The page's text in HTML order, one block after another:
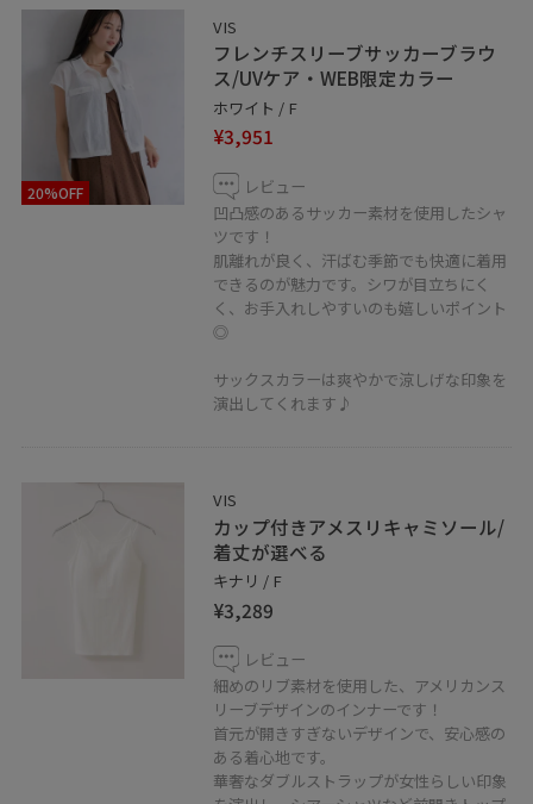
カラーアイテムに挑戦したい方は、トップスよりも取り
入れやすいボトムスから始めるのもおすすめ。
コーディネートのアクセントになりながら、普段のスタ
イリングにもなじみやすいカラーです♪
参考になれば嬉しいです！
＿＿＿＿＿＿＿＿＿＿＿＿＿＿＿＿＿＿＿＿
LINEで在庫のお問い合わせや商品、
コーディネートのご相談など
LINEで二子玉川ライズVISスタッフにご相談は【友だち追
＿＿＿＿＿＿＿＿＿＿＿＿＿＿＿＿＿＿＿
♡を押していただければ【お気に入り】から
すぐにご覧いただけます◎
＿＿＿＿＿＿＿＿＿＿＿＿＿＿＿＿＿＿＿
二子玉川ライズショッピングセンター
20%OFF
VIS
フレンチスリーブサッカーブラウ
ス/UVケア・WEB限定カラー
ホワイト / F
¥3,951
レビュー
凹凸感のあるサッカー素材を使用したシャ
ツです！
肌離れが良く、汗ばむ季節でも快適に着用
できるのが魅力です。シワが目立ちにく
く、お手入れしやすいのも嬉しいポイント
◎
サックスカラーは爽やかで涼しげな印象を
演出してくれます♪
VIS
カップ付きアメスリキャミソール/
着丈が選べる
キナリ / F
¥3,289
レビュー
細めのリブ素材を使用した、アメリカンス
リーブデザインのインナーです！
首元が開きすぎないデザインで、安心感の
ある着心地です。
華奢なダブルストラップが女性らしい印象